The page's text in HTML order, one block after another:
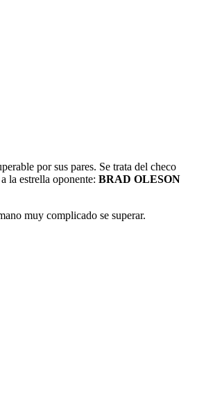
por sus pares. Se trata del checo
la estrella oponente: BRAD OLESON
muy complicado se superar.